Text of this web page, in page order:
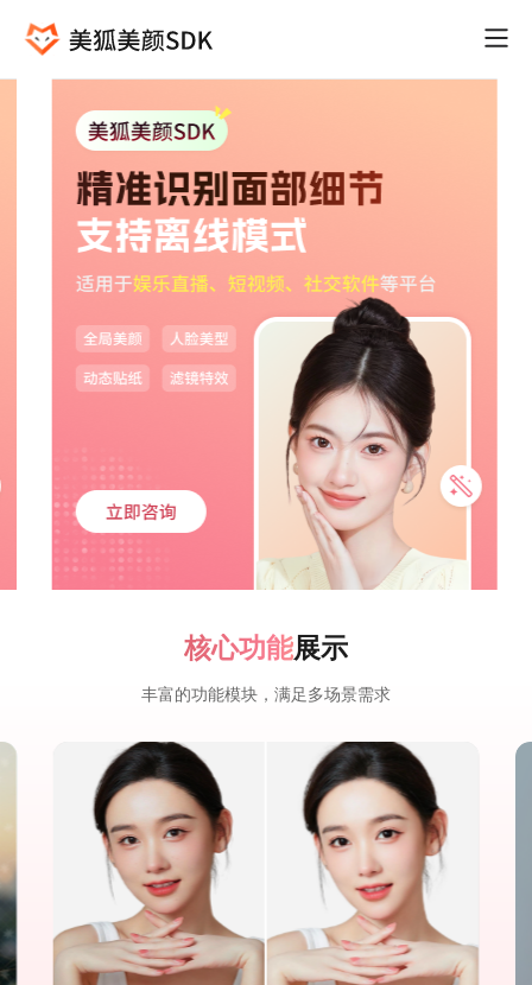
核心功能展示
丰富的功能模块，满足多场景需求